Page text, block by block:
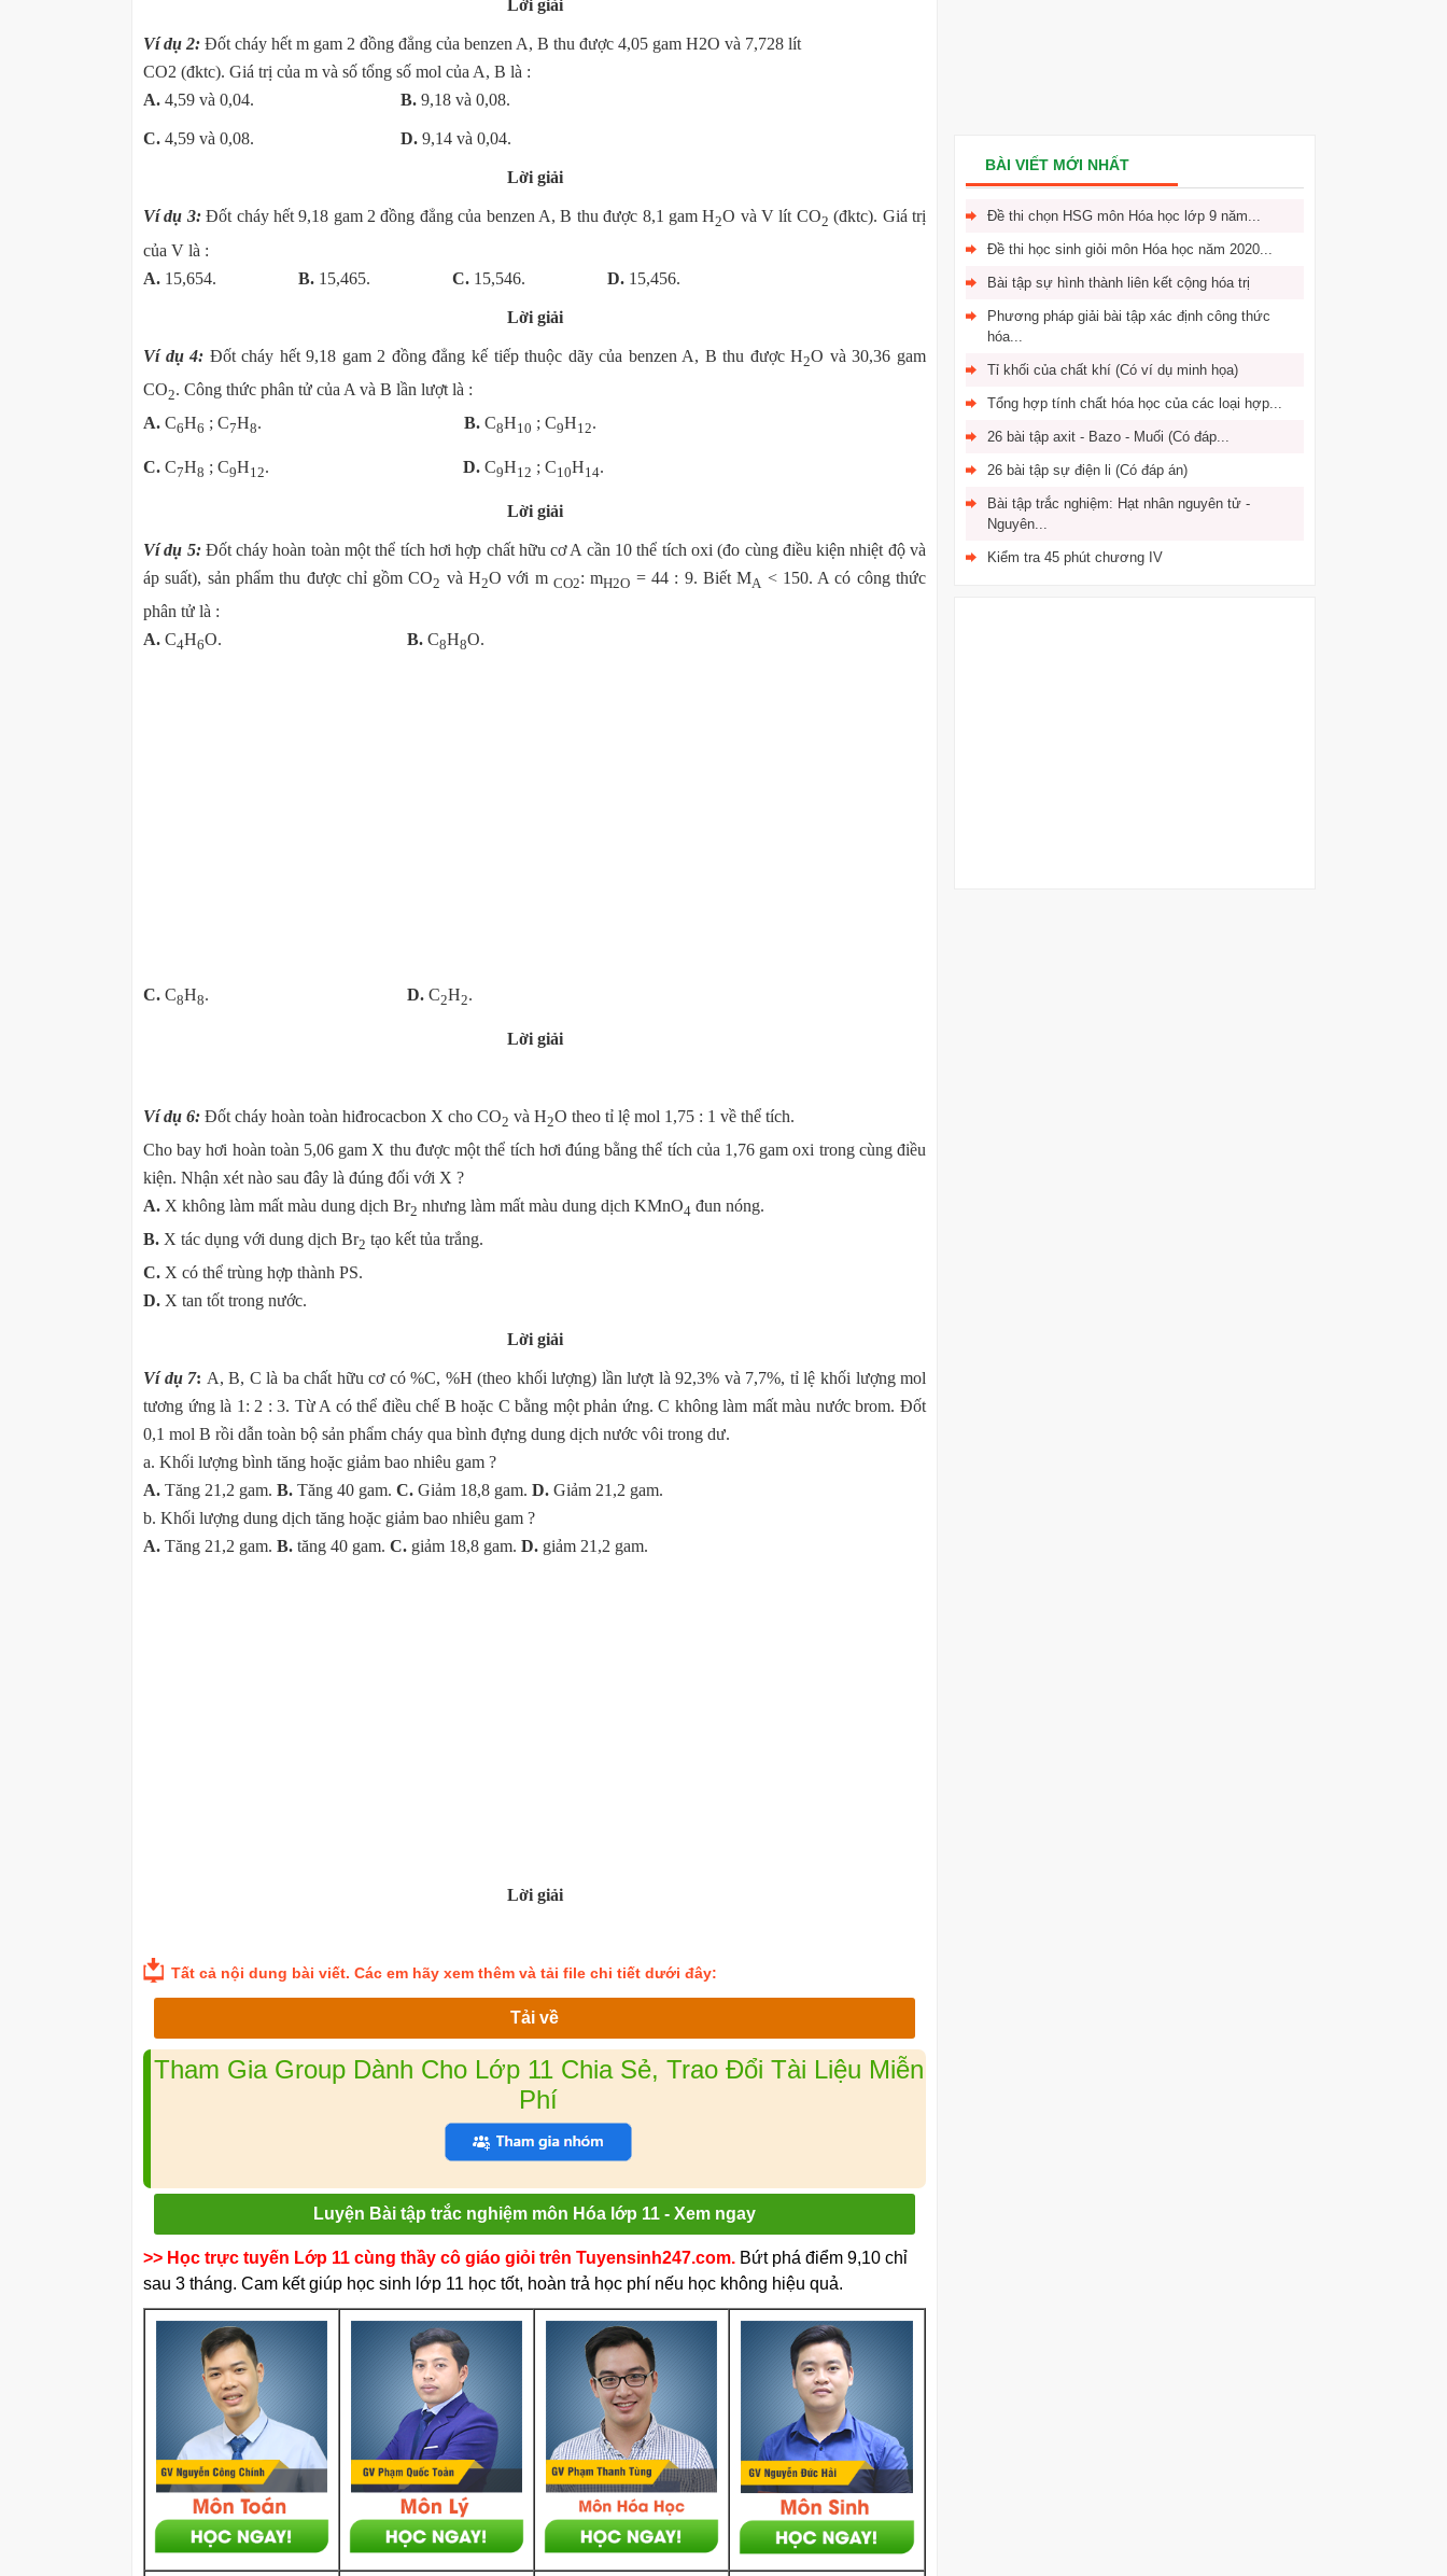
Lời giải
Ví dụ 2: Đốt cháy hết m gam 2 đồng đẳng của benzen A, B thu được 4,05 gam H2O và 7,728 lít
CO2 (đktc). Giá trị của m và số tổng số mol của A, B là :
A. 4,59 và 0,04. B. 9,18 và 0,08.
C. 4,59 và 0,08. D. 9,14 và 0,04.
Lời giải
Ví dụ 3:Đốt cháy hết 9,18 gam 2 đồng đẳng của benzen A, B thu được 8,1 gam H2O và V lít CO2 (đktc). Giá trị
của V là :
A. 15,654. B. 15,465. C. 15,546. D. 15,456.
Lời giải
Ví dụ 4: Đốt cháy hết 9,18 gam 2 đồng đẳng kế tiếp thuộc dãy của benzen A, B thu được H2O và 30,36 gam
CO2. Công thức phân tử của A và B lần lượt là :
A. C6H6 ; C7H8. B. C8H10 ; C9H12.
C. C7H8 ; C9H12. D. C9H12 ; C10H14.
Lời giải
Ví dụ 5: Đốt cháy hoàn toàn một thể tích hơi hợp chất hữu cơ A cần 10 thể tích oxi (đo cùng điều kiện nhiệt độ và
áp suất), sản phẩm thu được chỉ gồm CO2 và H2O với mCO2: mH2O = 44 : 9. Biết MA < 150. A có công thức
phân tử là :
A. C4H6O. B. C8H8O.
C. C8H8. D. C2H2.
Lời giải
Ví dụ 6: Đốt cháy hoàn toàn hiđrocacbon X cho CO2 và H2O theo tỉ lệ mol 1,75 : 1 về thể tích.
Cho bay hơi hoàn toàn 5,06 gam X thu được một thể tích hơi đúng bằng thể tích của 1,76 gam oxi trong cùng điều
kiện. Nhận xét nào sau đây là đúng đối với X ?
A. X không làm mất màu dung dịch Br2 nhưng làm mất màu dung dịch KMnO4 đun nóng.
B. X tác dụng với dung dịch Br2 tạo kết tủa trắng.
C. X có thể trùng hợp thành PS.
D. X tan tốt trong nước.
Lời giải
Ví dụ 7: A, B, C là ba chất hữu cơ có %C, %H (theo khối lượng) lần lượt là 92,3% và 7,7%, tỉ lệ khối lượng mol
tương ứng là 1: 2 : 3. Từ A có thể điều chế B hoặc C bằng một phản ứng. C không làm mất màu nước brom. Đốt
0,1 mol B rồi dẫn toàn bộ sản phẩm cháy qua bình đựng dung dịch nước vôi trong dư.
a. Khối lượng bình tăng hoặc giảm bao nhiêu gam ?
A. Tăng 21,2 gam. B. Tăng 40 gam. C. Giảm 18,8 gam. D. Giảm 21,2 gam.
b. Khối lượng dung dịch tăng hoặc giảm bao nhiêu gam ?
A. Tăng 21,2 gam. B. tăng 40 gam. C. giảm 18,8 gam. D. giảm 21,2 gam.
Lời giải
Tất cả nội dung bài viết. Các em hãy xem thêm và tải file chi tiết dưới đây:
Tải về
Tham Gia Group Dành Cho Lớp 11 Chia Sẻ, Trao Đổi Tài Liệu Miễn
Phí
Luyện Bài tập trắc nghiệm môn Hóa lớp 11 - Xem ngay
>> Học trực tuyến Lớp 11 cùng thầy cô giáo giỏi trên Tuyensinh247.com. Bứt phá điểm 9,10 chỉ
sau 3 tháng. Cam kết giúp học sinh lớp 11 học tốt, hoàn trả học phí nếu học không hiệu quả.
BÀI VIẾT MỚI NHẤT
Đề thi chọn HSG môn Hóa học lớp 9 năm...
Đề thi học sinh giỏi môn Hóa học năm 2020...
Bài tập sự hình thành liên kết cộng hóa trị
Phương pháp giải bài tập xác định công thức
hóa...
Tỉ khối của chất khí (Có ví dụ minh họa)
Tổng hợp tính chất hóa học của các loại hợp...
26 bài tập axit - Bazo - Muối (Có đáp...
26 bài tập sự điện li (Có đáp án)
Bài tập trắc nghiệm: Hạt nhân nguyên tử -
Nguyên...
Kiểm tra 45 phút chương IV